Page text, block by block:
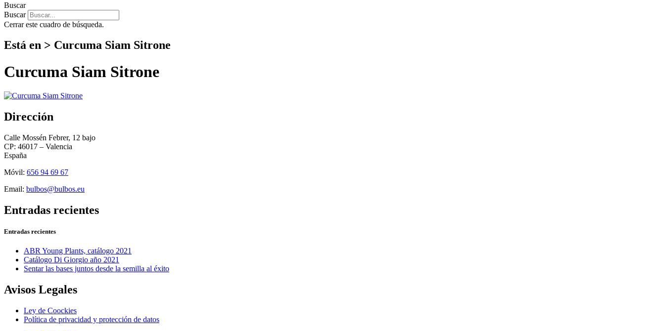
Buscar
Buscar
Cerrar este cuadro de búsqueda.
Está en > Curcuma Siam Sitrone
Curcuma Siam Sitrone
Dirección
Calle Mossén Febrer, 12 bajo
CP: 46017 – Valencia
España
Móvil: 656 94 69 67
Email: bulbos@bulbos.eu
Entradas recientes
Entradas recientes
ABR Young Plants, catálogo 2021
Catálogo Di Giorgio año 2021
Sentar las bases juntos desde la semilla al éxito
Avisos Legales
Ley de Coockies
Política de privacidad y protección de datos